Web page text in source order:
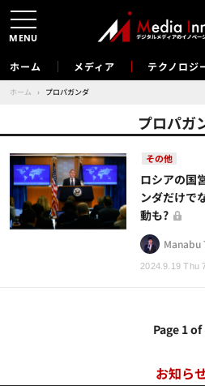
ホーム メディア テクノロジ
ホーム › プロパガンダ
プロパガ
その他
2024.9.19 Thu
ロシアの国
ンダだけで
動も?
Manabu
Page 1 of
お知ら
MENU